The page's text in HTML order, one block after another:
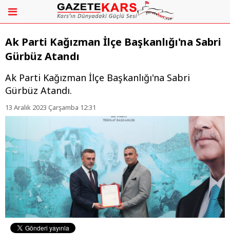
Ak Parti Kağızman İlçe Başkanlığı'na Sabri
Gürbüz Atandı
Ak Parti Kağızman İlçe Başkanlığı'na Sabri
Gürbüz Atandı.
13 Aralık 2023 Çarşamba 12:31